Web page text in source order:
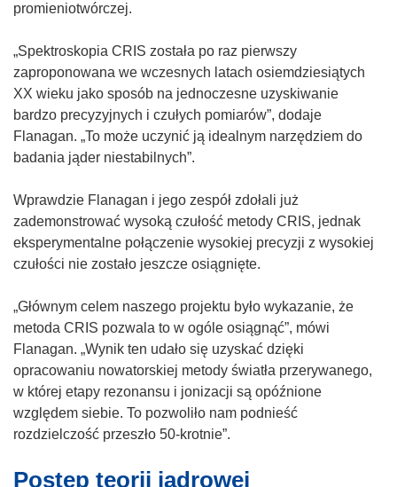
)
i
e
)
z
y
s
i
ę
o
w
y
m
k
n
i
e
)
k
o
t
w
o
r
y
s
i
ę
n
o
w
y
m
o
k
i
n
i
k
o
r
z
i
ę
n
o
promieniotwórczej.
„Spektroskopia CRIS została po raz pierwszy
zaproponowana we wczesnych latach osiemdziesiątych
XX wieku jako sposób na jednoczesne uzyskiwanie
bardzo precyzyjnych i czułych pomiarów”, dodaje
Flanagan. „To może uczynić ją idealnym narzędziem do
badania jąder niestabilnych”.
Wprawdzie Flanagan i jego zespół zdołali już
zademonstrować wysoką czułość metody CRIS, jednak
eksperymentalne połączenie wysokiej precyzji z wysokiej
czułości nie zostało jeszcze osiągnięte.
„Głównym celem naszego projektu było wykazanie, że
metoda CRIS pozwala to w ogóle osiągnąć”, mówi
Flanagan. „Wynik ten udało się uzyskać dzięki
opracowaniu nowatorskiej metody światła przerywanego,
w której etapy rezonansu i jonizacji są opóźnione
względem siebie. To pozwoliło nam podnieść
rozdzielczość przeszło 50-krotnie”.
Postęp teorii jądrowej